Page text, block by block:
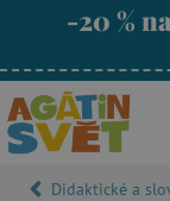
-20 %
Didaktické a